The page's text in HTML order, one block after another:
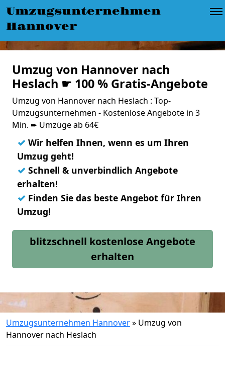
Umzugsunternehmen
Hannover
Umzug von Hannover nach
Heslach ☛ 100 % Gratis-Angebote
Umzug von Hannover nach Heslach : Top-
Umzugsunternehmen - Kostenlose Angebote in 3
Min. ➨ Umzüge ab 64€
✓ Wir helfen Ihnen, wenn es um Ihren
Umzug geht!
✓ Schnell & unverbindlich Angebote
erhalten!
✓ Finden Sie das beste Angebot für Ihren
Umzug!
blitzschnell kostenlose Angebote
erhalten
Umzugsunternehmen Hannover» Umzug von
Hannover nach Heslach